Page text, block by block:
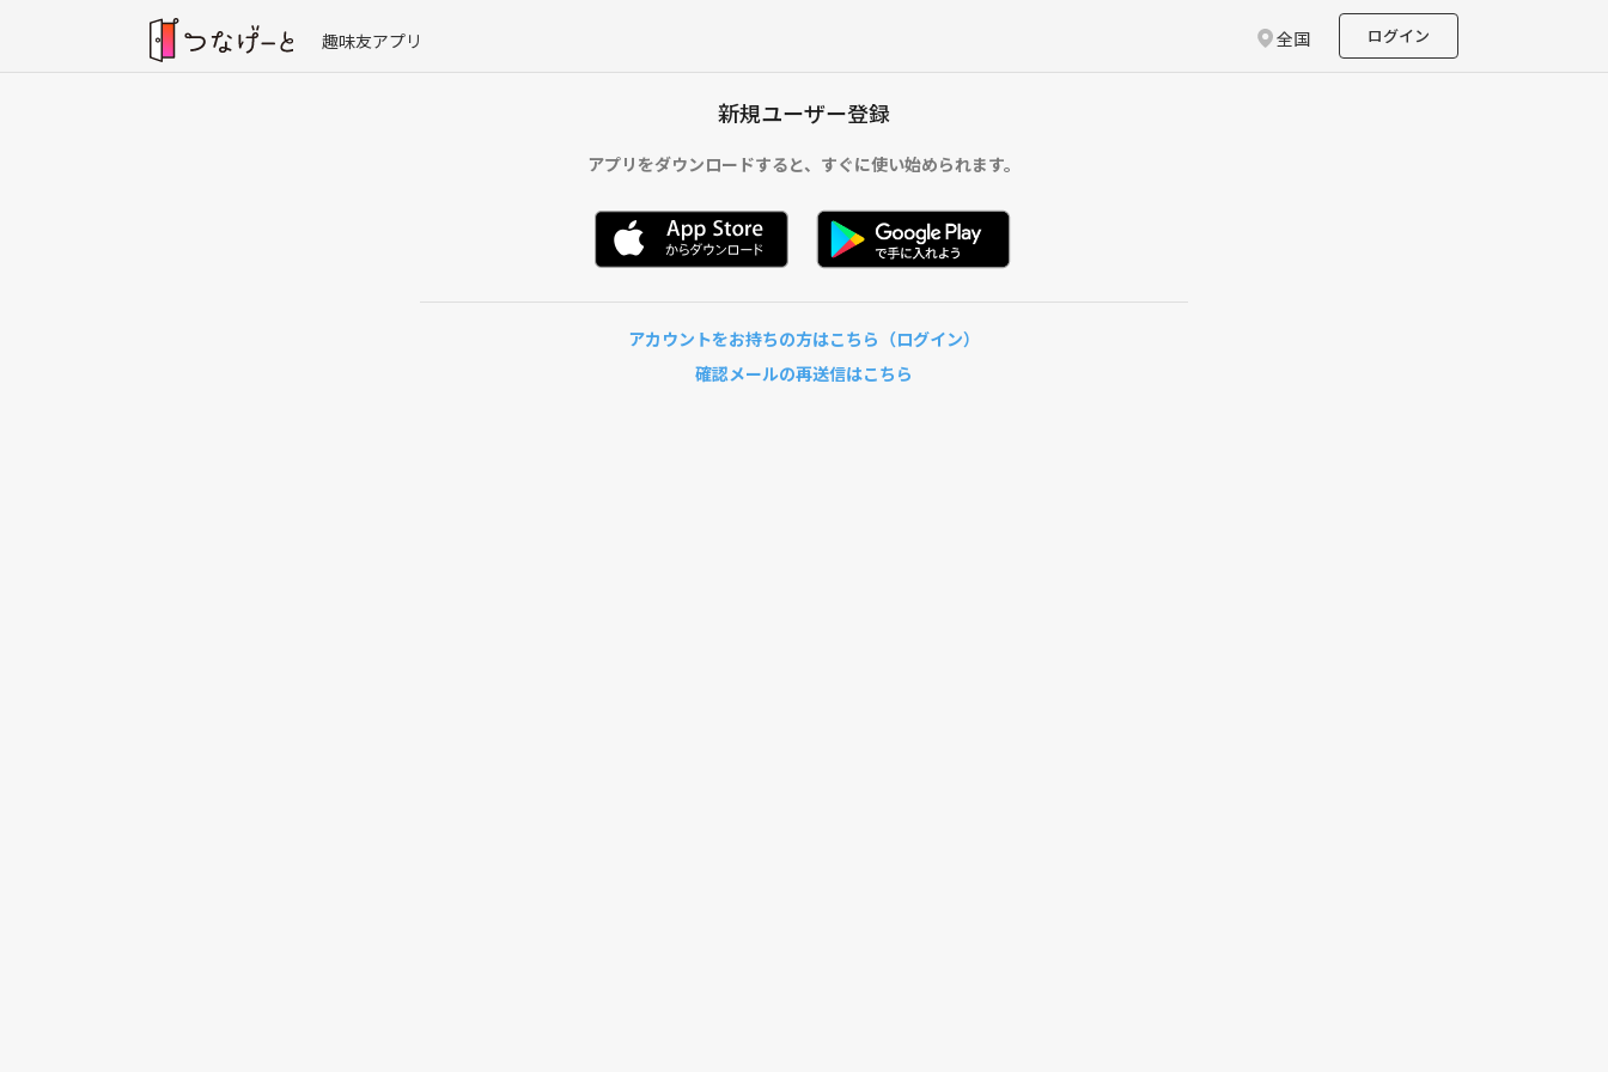
趣味友アプリ 全国 ログイン
新規ユーザー登録
アプリをダウンロードすると、 すぐに使い始められます。
アカウントをお持ちの方はこちら（ログイン）
確認メールの再送信はこちら